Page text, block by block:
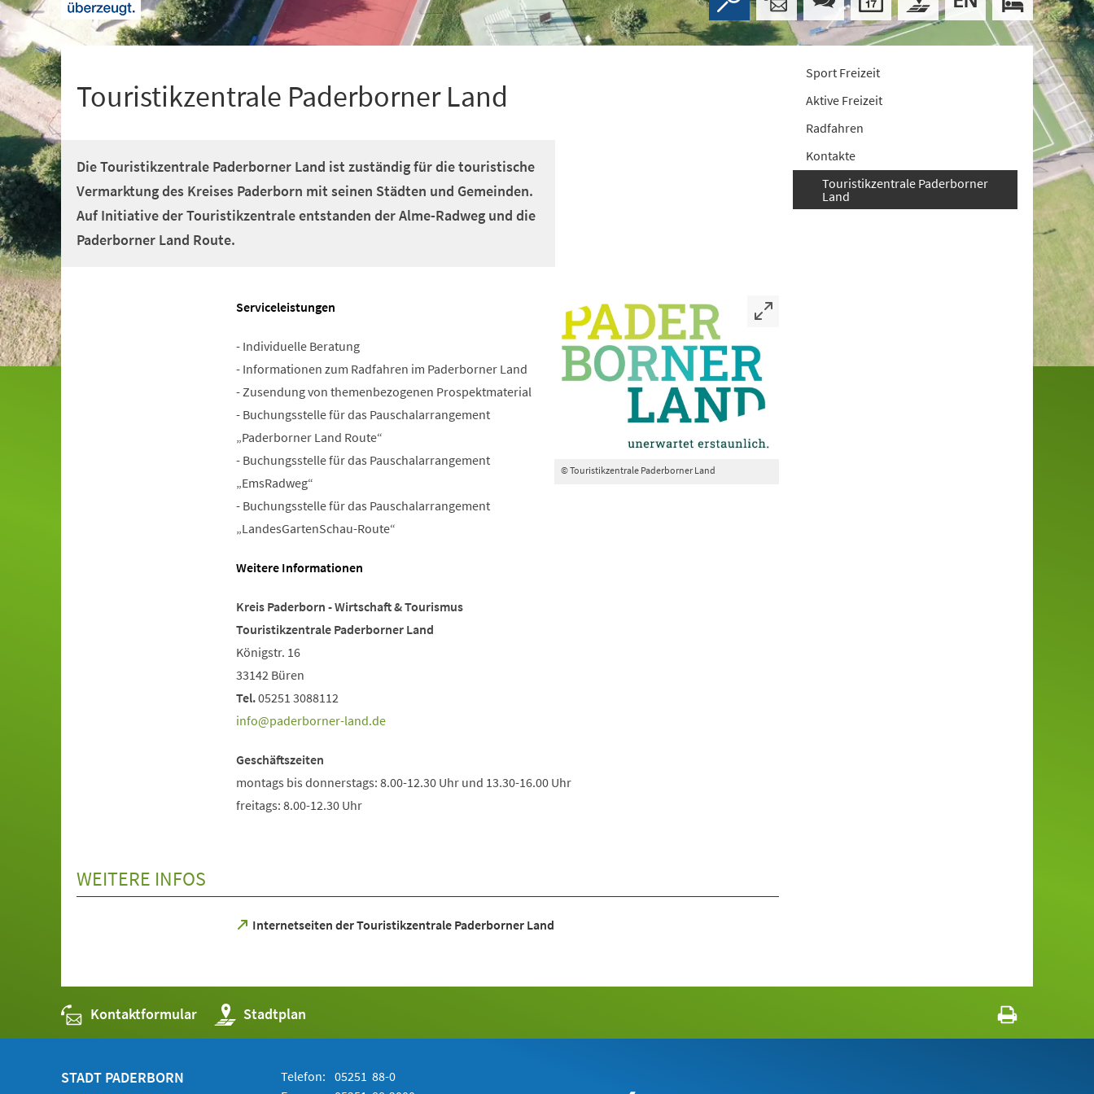
+
1
Touristikzentrale Paderborner Land
Die Touristikzentrale Paderborner Land ist zuständig für die touristische
Vermarktung des Kreises Paderborn mit seinen Städten und Gemeinden.
Auf Initiative der Touristikzentrale entstanden der Alme-Radweg und die
Paderborner Land Route.
© Touristikzentrale Paderborner Land
Serviceleistungen
- Individuelle Beratung
- Informationen zum Radfahren im Paderborner Land
- Zusendung von themenbezogenen Prospektmaterial
- Buchungsstelle für das Pauschalarrangement
„Paderborner Land Route“
- Buchungsstelle für das Pauschalarrangement
„EmsRadweg“
- Buchungsstelle für das Pauschalarrangement
„LandesGartenSchau-Route“
Weitere Informationen
Kreis Paderborn - Wirtschaft & Tourismus
Touristikzentrale Paderborner Land
Königstr. 16
33142 Büren
Tel.05251 3088112
info
paderborner-land de
Geschäftszeiten
montags bis donnerstags: 8.00-12.30 Uhr und 13.30-16.00 Uhr
freitags: 8.00-12.30 Uhr
WEITERE INFOS
Internetseiten der Touristikzentrale Paderborner Land
(Öffnet
Tab)
Sport Freizeit
Aktive Freizeit
Radfahren
Kontakte
Touristikzentrale Paderborner
Land
Kontaktformular Stadtplan
(Öffnet
in
einem
STADT PADERBORN Telefon: 05251 88-0